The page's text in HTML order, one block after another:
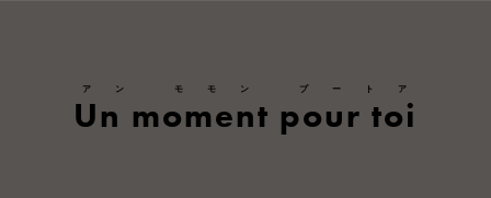
Un moment pour toi
アン モモン プートア